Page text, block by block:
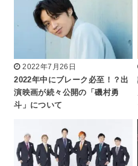
2022年7月26日
2022年中にブレーク必至！？出
演映画が続々公開の「磯村勇
斗」について